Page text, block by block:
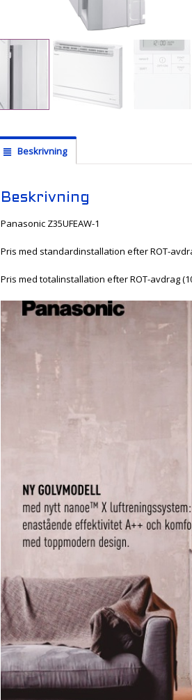
Beskrivning
Beskrivning
Panasonic Z35UFEAW-1
Pris med standardinstallation efter ROT-
Pris med totalinstallation efter ROT-avdrag